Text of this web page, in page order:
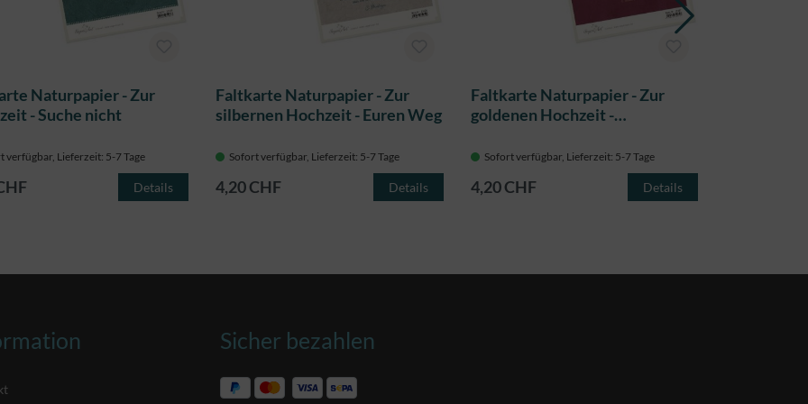
Naturpapier - Zur
- Suche nicht
verfügbar, Lieferzeit: 5-7 Tage
Details
Faltkarte Naturpapier - Zur
silbernen Hochzeit - Euren Weg
Sofort verfügbar, Lieferzeit: 5-7 Tage
4,20 CHF Details
Faltkarte Naturpapier - Zur
goldenen Hochzeit -
Sofort verfügbar, Lieferzeit: 5-7 Tage
4,20 CHF Details
Sicher bezahlen